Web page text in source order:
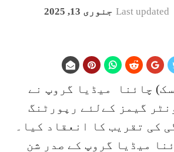
Last updated جنوری 13, 2025
چائنا میڈیا گروپ نے
گیمز کےلئے رپورٹنگ
کی تقریب کا انعقاد کیا۔
میڈیا گروپ کے صدر شن